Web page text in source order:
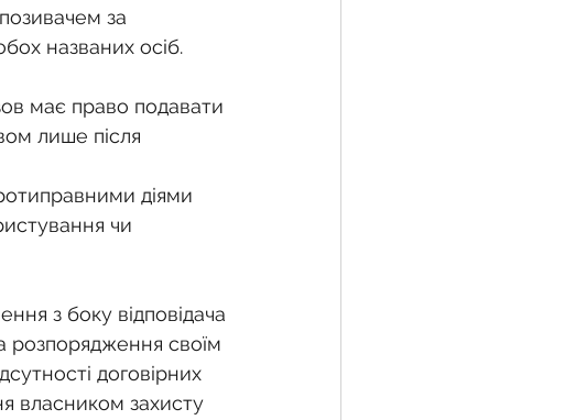
за
названих осіб.
має право подавати
лише після
діями
чи
з боку відповідача
розпорядження своїм
договірних
власником захисту